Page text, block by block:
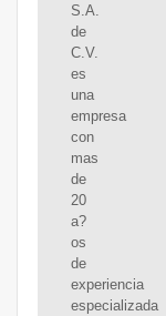
S.A.
de
C.V.
es
una
empresa
con
mas
de
20
a?
os
de
experiencia
especializada